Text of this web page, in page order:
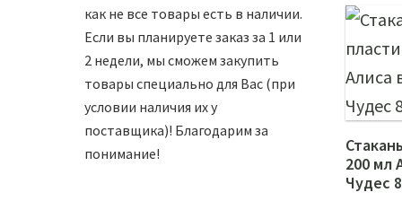
200 мл
Чудес
как не все товары есть в наличии.
Если вы планируете заказ за 1 или
2 недели, мы сможем закупить
товары специально для Вас (при
условии наличия их у
поставщика)! Благодарим за
понимание!